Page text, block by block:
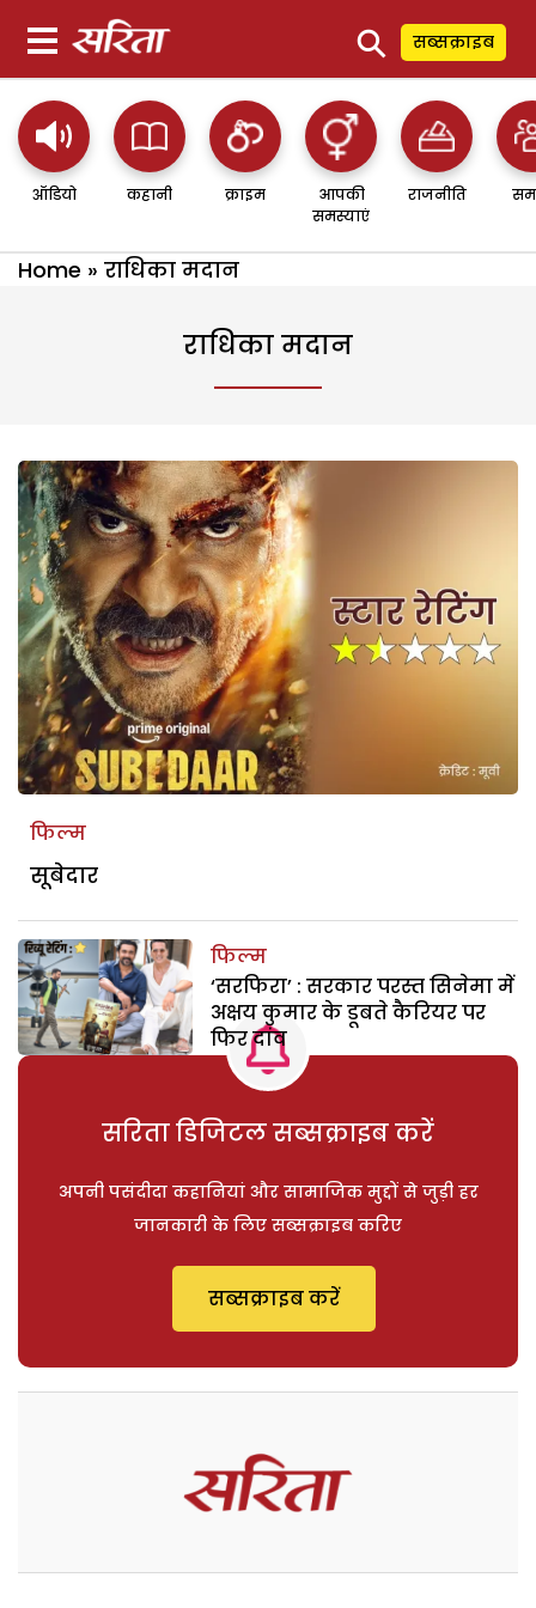
⚲ सब्सक्राइब
ऑडियो कहानी क्राइम
आपकी
समस्याएं
राजनीति
Home » राधिका मदान
राधिका मदान
फिल्म
सूबेदार
फिल्म
‘सरफिरा’ : सरकार परस्त सिनेमा में
अक्षय कुमार के डूबते कैरियर पर
फिर दांव
सरिता डिजिटल सब्सक्राइब करें
अपनी पसंदीदा कहानियां और सामाजिक मुद्दों से जुड़ी हर
जानकारी के लिए सब्सक्राइब करिए
सब्सक्राइब करें